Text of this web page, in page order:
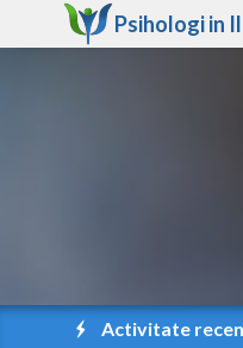
Psihologi in
Activitate